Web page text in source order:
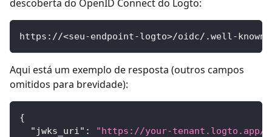
descoberta do OpenID Connect do Logto:
https://<seu-endpoint-logto>/oidc/.well-
Aqui está um exemplo de resposta (outros campos
omitidos para brevidade):
{
"jwks_uri" :
"https://your-tenant.logto.app/